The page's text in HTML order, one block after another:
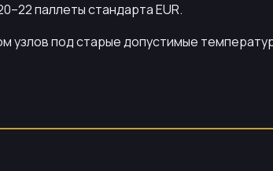
паллеты стандарта EUR.
узлов под старые допустимые